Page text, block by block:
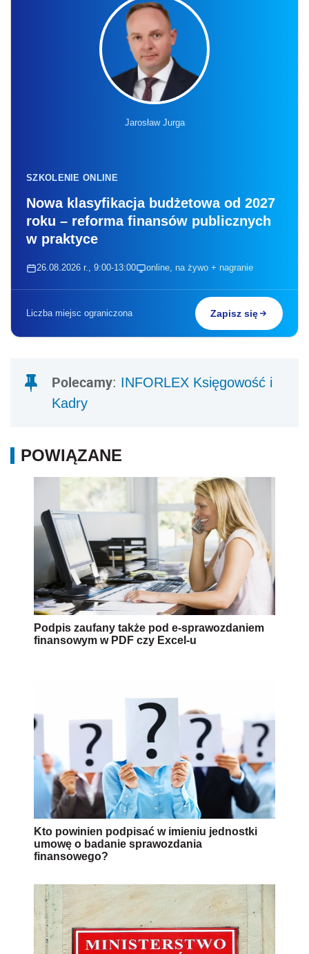
Jarosław Jurga
SZKOLENIE ONLINE
Nowa klasyfikacja budżetowa od 2027
roku – reforma finansów publicznych
w praktyce
26.08.2026 r., 9:00-13:00 online, na żywo + nagranie
Liczba miejsc ograniczona Zapisz się
Polecamy: INFORLEX Księgowość i
Kadry
POWIĄZANE
Podpis zaufany także pod e-sprawozdaniem
finansowym w PDF czy Excel-u
Kto powinien podpisać w imieniu jednostki
umowę o badanie sprawozdania
finansowego?